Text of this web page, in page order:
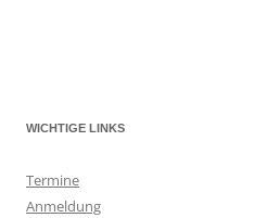
WICHTIGE LINKS
Termine
Anmeldung